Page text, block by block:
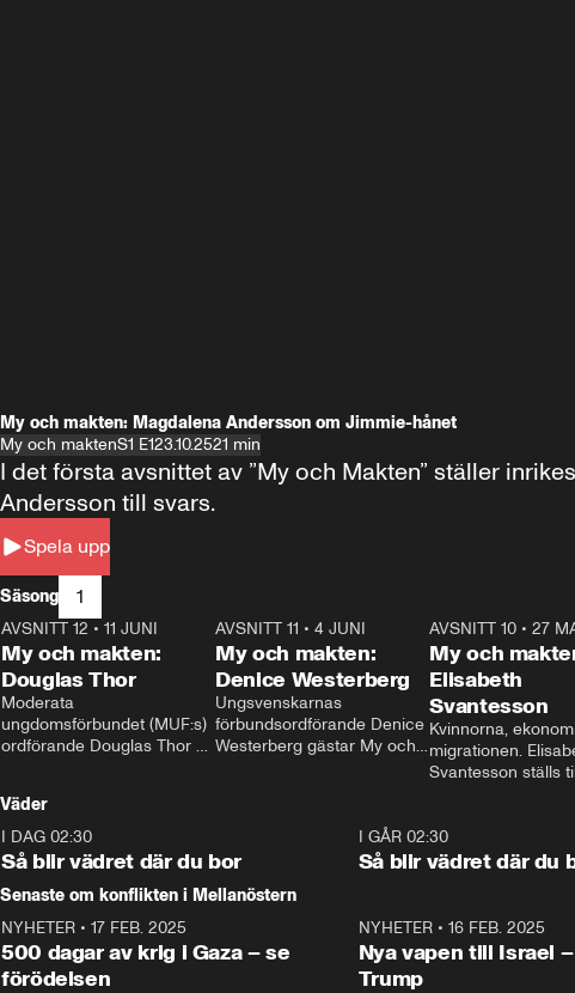
My och makten: Magdalena Andersson om Jimmie-hånet
My och maktenS1 E123.10.2521 min
Spela upp
I det första avsnittet av ”My och Makten” ställer
Andersson till svars.
Säsong 1
26:27
AVSNITT 12 • 11 JUNI
My och makten:
Douglas Thor
Moderata
ungdomsförbundet (MUF:s)
ordförande Douglas Thor
tonårsutvisningarna och hur
Moderaterna ska locka
väljare till valet i höst.
23:40
AVSNITT 11 •4 JUNI
My och makten:
Denice Westerberg
Ungsvenskarnas
förbundsordförande Denice
Westerberg gästar My och
AVSNITT 10 •27
My och
Elisabeth
Svantesson
Kvinnorna,
migrationen.
Svantesson ställs
Väder
I DAG 02:30
Så blir vädret där du bor
I GÅR 02:30
Så blir vädret där du
Senaste om konflikten i Mellanöstern
NYHETER • 17 FEB. 2025
500 dagar av krig i Gaza – se
förödelsen
NYHETER• 16 FEB. 2025
Nya vapen till Israel
Trump